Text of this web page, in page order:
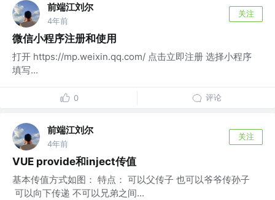
前端江刘尔
4年前
关注
微信小程序注册和使用
打开 https://mp.weixin.qq.com/ 点击立即注册 选择小程序
填写...
0 评论
前端江刘尔
4年前
关注
VUE provide和inject传值
基本传值方式如图： 特点： 可以父传子 也可以爷爷传孙子
可以向下传递 不可以兄弟之间...